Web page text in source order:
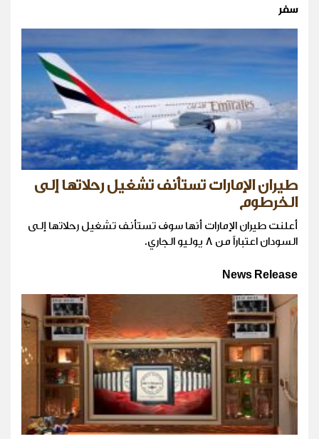
سفر
طيران الإمارات تستأنف تشغيل رحلاتها إلى
الخرطوم
أعلنت طيران الإمارات أنها سوف تستأنف تشغيل رحلاتها إلى
السودان اعتباراً من 8 يوليو الجاري.
News Release